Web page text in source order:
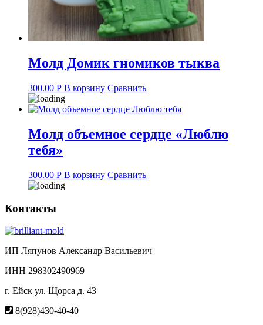
Молд Домик гномиков тыква
300.00 Р В корзину Сравнить
Молд объемное сердце «Люблю
тебя»
300.00 Р В корзину Сравнить
Контакты
ИП Ляпунов Александр Васильевич
ИНН 298302490969
г. Ейск ул. Щорса д. 43
8(928)430-40-40